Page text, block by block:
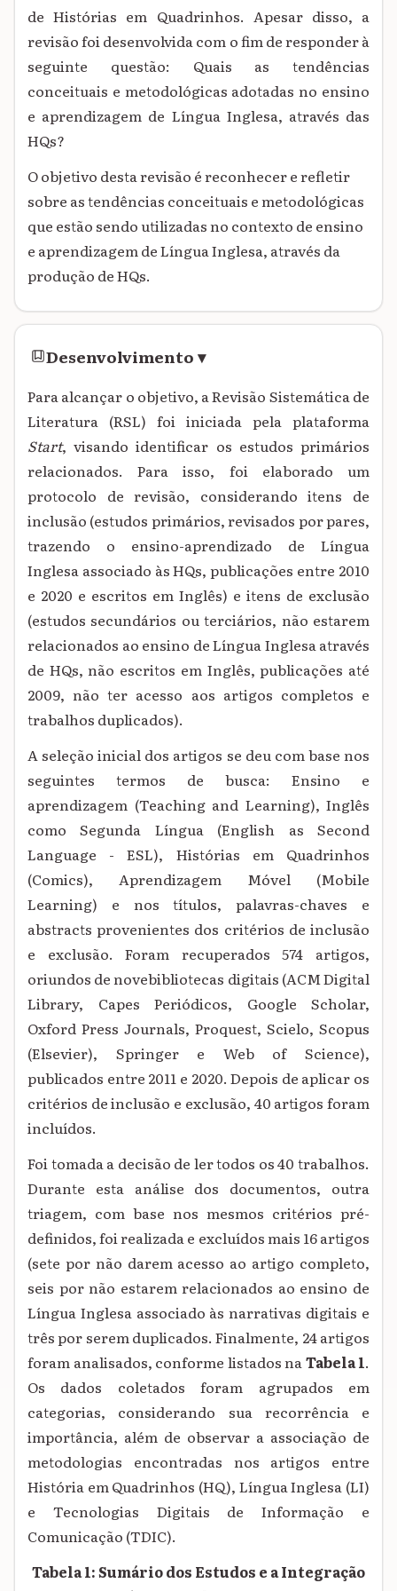
de Histórias em Quadrinhos. Apesar disso, a
revisão foi desenvolvida com o fim de responder à
seguinte questão: Quais as tendências
conceituais e metodológicas adotadas no ensino
e aprendizagem de Língua Inglesa, através das
HQs?
O objetivo desta revisão é reconhecer e refletir
sobre as tendências conceituais e metodológicas
que estão sendo utilizadas no contexto de ensino
e aprendizagem de Língua Inglesa, através da
produção de HQs.
Desenvolvimento▾
Para alcançar o objetivo, a Revisão Sistemática de
Literatura (RSL) foi iniciada pela plataforma
Start, visando identificar os estudos primários
relacionados. Para isso, foi elaborado um
protocolo de revisão, considerando itens de
inclusão (estudos primários, revisados por pares,
trazendo o ensino-aprendizado de Língua
Inglesa associado às HQs, publicações entre 2010
e 2020 e escritos em Inglês) e itens de exclusão
(estudos secundários ou terciários, não estarem
relacionados ao ensino de Língua Inglesa através
de HQs, não escritos em Inglês, publicações até
2009, não ter acesso aos artigos completos e
trabalhos duplicados).
A seleção inicial dos artigos se deu com base nos
seguintes termos de busca: Ensino e
aprendizagem (Teaching and Learning), Inglês
como Segunda Língua (English as Second
Language - ESL), Histórias em Quadrinhos
(Comics), Aprendizagem Móvel (Mobile
Learning) e nos títulos, palavras-chaves e
abstracts provenientes dos critérios de inclusão
e exclusão. Foram recuperados 574 artigos,
oriundos de novebibliotecas digitais (ACM Digital
Library, Capes Periódicos, Google Scholar,
Oxford Press Journals, Proquest, Scielo, Scopus
(Elsevier), Springer e Web of Science),
publicados entre 2011 e 2020. Depois de aplicar os
critérios de inclusão e exclusão, 40 artigos foram
incluídos.
Foi tomada a decisão de ler todos os 40 trabalhos.
Durante esta análise dos documentos, outra
triagem, com base nos mesmos critérios pré-
definidos, foi realizada e excluídos mais 16 artigos
(sete por não darem acesso ao artigo completo,
seis por não estarem relacionados ao ensino de
Língua Inglesa associado às narrativas digitais e
três por serem duplicados. Finalmente, 24 artigos
foram analisados, conforme listados naTabela 1.
Os dados coletados foram agrupados em
categorias, considerando sua recorrência e
importância, além de observar a associação de
metodologias encontradas nos artigos entre
História em Quadrinhos (HQ), Língua Inglesa (LI)
e Tecnologias Digitais de Informação e
Comunicação (TDIC).
Tabela 1: Sumário dos Estudos e a Integração